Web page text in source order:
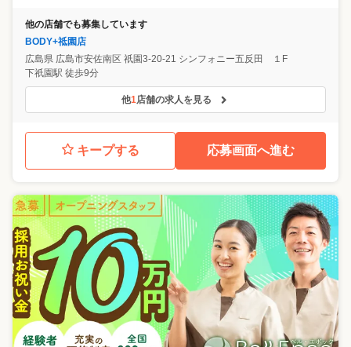
他の店舗でも募集しています
BODY+祗園店
広島県 広島市安佐南区 祇園3-20-21 シンフォニー五反田 １F
下祇園駅 徒歩9分
他1店舗の求人を見る
キープする 応募画面へ進む